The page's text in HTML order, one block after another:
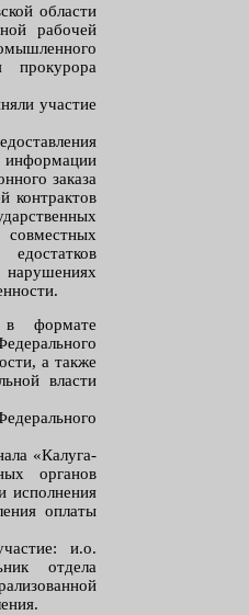
области
рабочей
прокурора
участие
информации
заказа
контрактов
нарушениях
формате
а также
власти
«Калуга-
органов
исполнения
оплаты
и.о.
отдела